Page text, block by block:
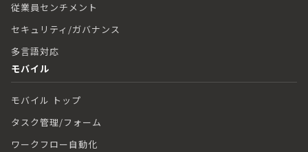
従業員センチメント
セキュリティ/ガバナンス
多言語対応
モバイル
モバイル トップ
タスク管理/フォーム
ワークフロー自動化